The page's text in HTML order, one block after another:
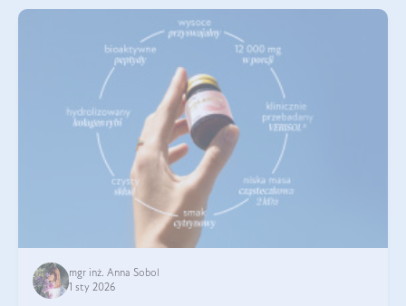
mgr inż. Anna Sobol
1 sty 2026